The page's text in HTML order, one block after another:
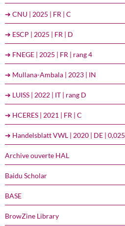
➔ CNU | 2025 | FR | C
➔ ESCP | 2025 | FR | D
➔ FNEGE | 2025 | FR | rang 4
➔ Mullana-Ambala | 2023 | IN
➔ LUISS | 2022 | IT | rang D
➔ HCERES | 2021 | FR | C
➔ Handelsblatt VWL | 2020 | DE | 0,025
Archive ouverte HAL
Baidu Scholar
BASE
BrowZine Library